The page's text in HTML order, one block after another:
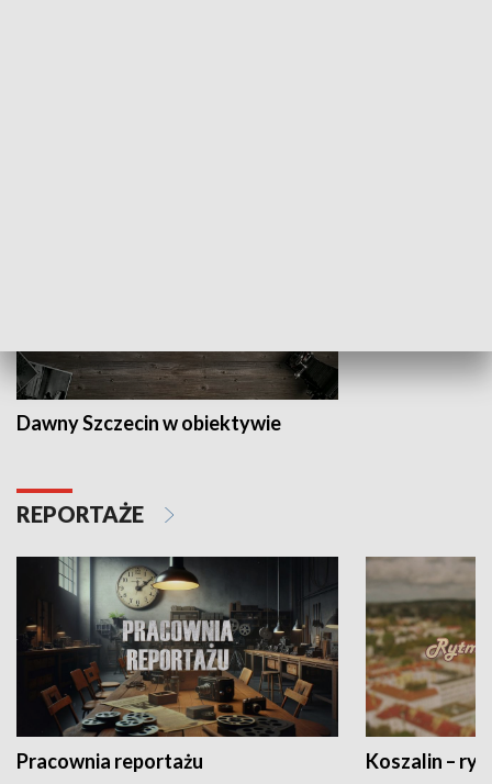
Dawny Szczecin w obiektywie
REPORTAŻE
Pracownia reportażu Koszalin –